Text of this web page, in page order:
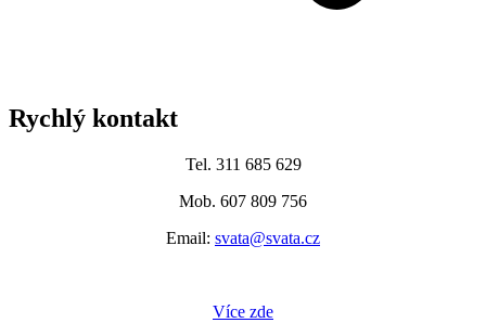
Rychlý kontakt
Tel. 311 685 629
Mob. 607 809 756
Email: svata@svata.cz
Více zde